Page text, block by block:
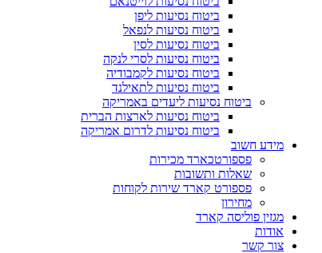
ביטוח נסיעות ליפן
ביטוח נסיעות לנפאל
ביטוח נסיעות לסין
ביטוח נסיעות לסרי לנקה
ביטוח נסיעות לקמבודיה
ביטוח נסיעות לתאילנד
ביטוח נסיעות ליעדים באמריקה
ביטוח נסיעות לארצות הברית
ביטוח נסיעות לדרום אמריקה
מידע חשוב
פספורטכארד מכירות
שאלות ותשובות
פספורט קארד שירות לקוחות
מחירון
מגזין פוליסה קארד
אודות
צור קשר